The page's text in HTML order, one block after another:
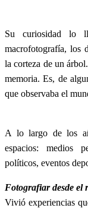
Su curiosidad lo
macrofotografía, los
la corteza de un
memoria. Es, de
que observaba el
A lo largo de los
espacios: medios
políticos, eventos
Fotografiar desde el
Vivió experiencias